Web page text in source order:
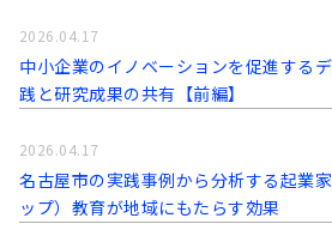
中小企業のイノベーションを促進する
践と研究成果の共有【前編】
2026.04.17
名古屋市の実践事例から分析する起業
ップ）教育が地域にもたらす効果
2026.04.17